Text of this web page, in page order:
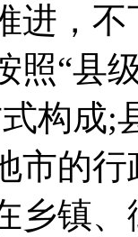
进，
照“县
构成;
市的
乡镇